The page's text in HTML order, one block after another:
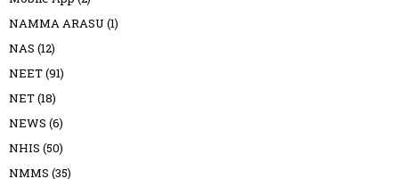
NAMMA ARASU (1)
NAS (12)
NEET(91)
NET(18)
NEWS (6)
NHIS (50)
NMMS (35)